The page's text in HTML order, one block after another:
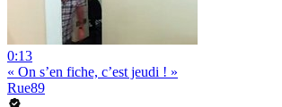
0:13
« On s’en fiche, c’est jeudi ! »
Rue89